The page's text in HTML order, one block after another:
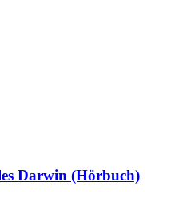
Darwin (Hörbuch)